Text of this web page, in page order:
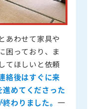
あわせて家具や
困っており、ま
てほしいと依頼
絡後はすぐに来
めてくださった
わりました。 一